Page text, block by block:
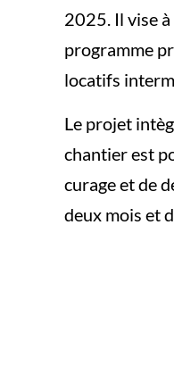
2025. Il vise
programme
locatifs
Le projet
chantier est
curage et de
deux mois et